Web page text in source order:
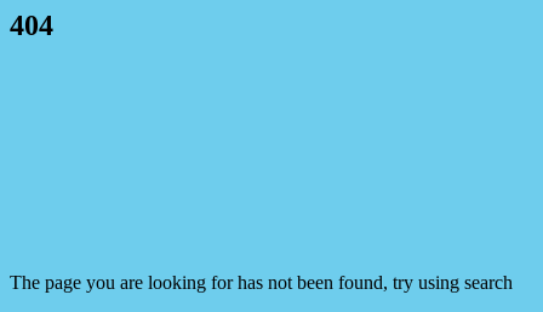
404
The page you are looking for has not been found, try using search